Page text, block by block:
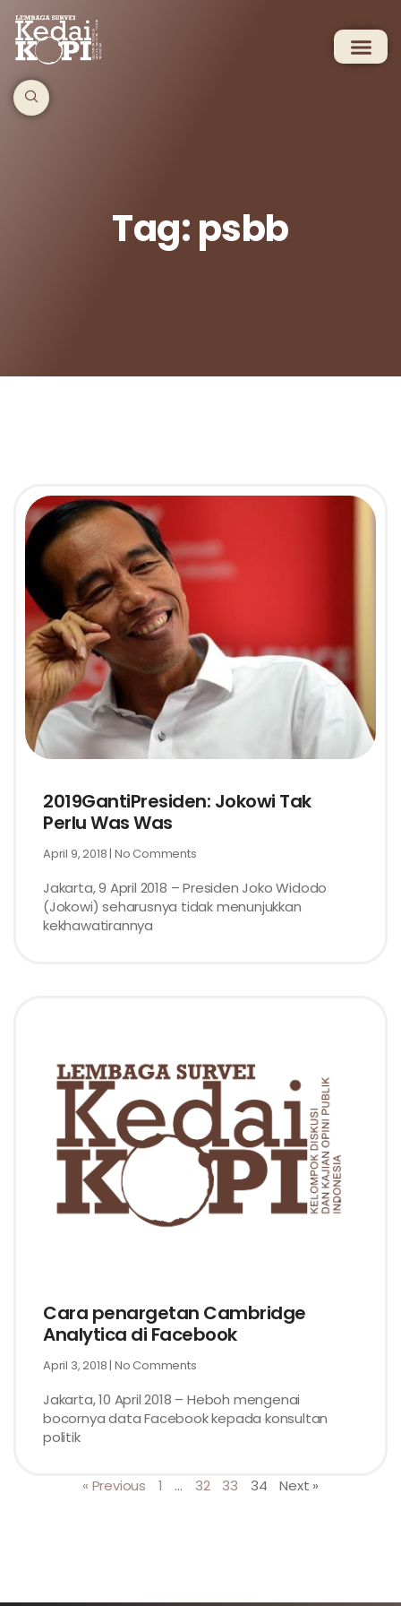
Tag: psbb
2019GantiPresiden: Jokowi Tak
Perlu Was Was
April 9, 2018 No Comments
Jakarta, 9 April 2018 – Presiden Joko Widodo
(Jokowi) seharusnya tidak menunjukkan
kekhawatirannya
Cara penargetan Cambridge
Analytica di Facebook
April 3, 2018 No Comments
Jakarta, 10 April 2018 – Heboh mengenai
bocornya data Facebook kepada konsultan
politik
« Previous 1 … 32 33 34 Next »